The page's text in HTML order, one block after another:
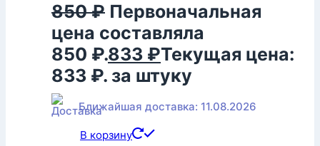
850₽ Первоначальная
цена составляла
850 ₽.833 ₽Текущая цена:
833 ₽. за штуку
Ближайшая доставка: 11.08.2026
В корзину